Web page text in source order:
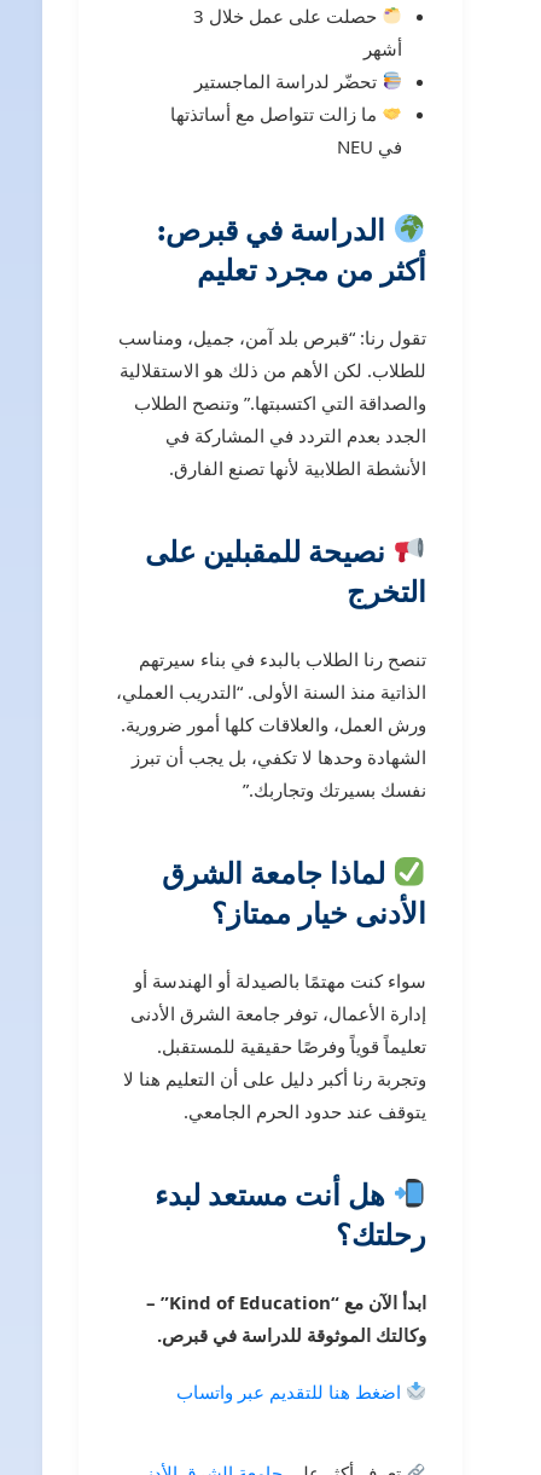
حصلت على عمل خلال 3
تحضّر لدراسة الماجستير
ما زالت تتواصل مع أساتذتها
الدراسة في قبرص:
أكثر من مجرد تعليم
تقول رنا: “قبرص بلد آمن، جميل، ومناسب
للطلاب. لكن الأهم من ذلك هو الاستقلالية
والصداقة التي اكتسبتها.” وتنصح الطلاب
الجدد بعدم التردد في المشاركة في
الأنشطة الطلابية لأنها تصنع الفارق.
نصيحة للمقبلين على
التخرج
تنصح رنا الطلاب بالبدء في بناء سيرتهم
الذاتية منذ السنة الأولى. “التدريب العملي،
ورش العمل، والعلاقات كلها أمور ضرورية.
الشهادة وحدها لا تكفي، بل يجب أن تبرز
نفسك بسيرتك وتجاربك.”
لماذا جامعة الشرق
الأدنى خيار ممتاز؟
سواء كنت مهتمًا بالصيدلة أو الهندسة أو
إدارة الأعمال، توفر جامعة الشرق الأدنى
تعليماً قوياً وفرصًا حقيقية للمستقبل.
وتجربة رنا أكبر دليل على أن التعليم هنا لا
يتوقف عند حدود الحرم الجامعي.
هل أنت مستعد لبدء
رحلتك؟
ابدأ الآن مع “Kind of Education” –
وكالتك الموثوقة للدراسة في قبرص.
اضغط هنا للتقديم عبر واتساب